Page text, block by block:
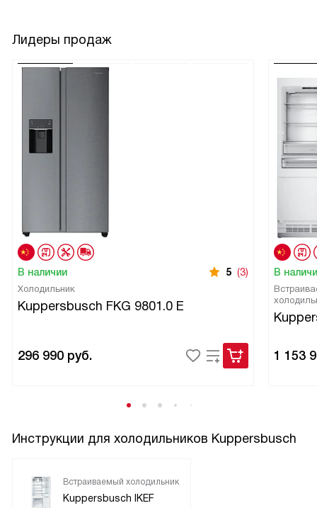
Лидеры продаж
В наличии 5 (3)
Холодильник
Kuppersbusch FKG 9801.0 E
296 990 руб.
В
1 153
Инструкции для холодильников Kuppersbusch
Встраиваемый холодильник
Kuppersbusch IKEF